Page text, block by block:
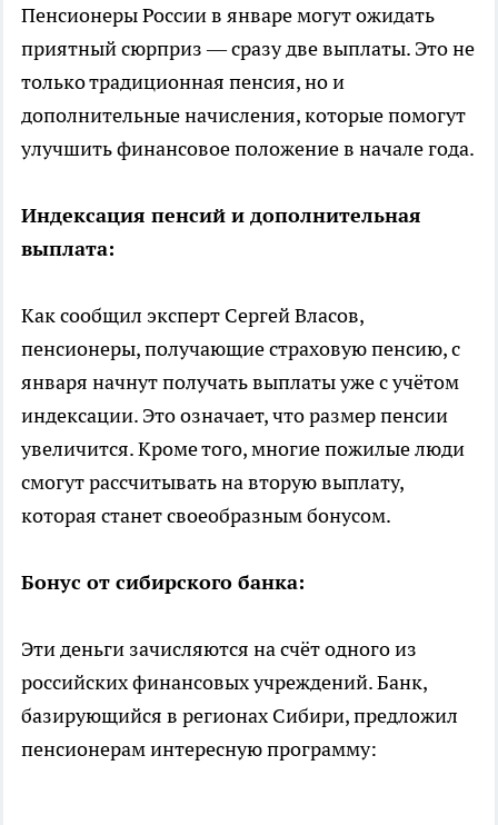
Пенсионеры России в январе могут ожидать
приятный сюрприз — сразу две выплаты. Это не
только традиционная пенсия, но и
дополнительные начисления, которые помогут
улучшить финансовое положение в начале года.
Индексация пенсий и дополнительная
выплата:
Как сообщил эксперт Сергей Власов,
пенсионеры, получающие страховую пенсию, с
января начнут получать выплаты уже с учётом
индексации. Это означает, что размер пенсии
увеличится. Кроме того, многие пожилые люди
смогут рассчитывать на вторую выплату,
которая станет своеобразным бонусом.
Бонус от сибирского банка:
Эти деньги зачисляются на счёт одного из
российских финансовых учреждений. Банк,
базирующийся в регионах Сибири, предложил
пенсионерам интересную программу: